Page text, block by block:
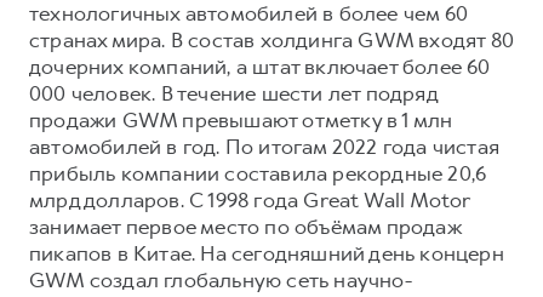
технологичных автомобилей в более чем 60
странах мира. В состав холдинга GWM входят 80
дочерних компаний, а штат включает более 60
000 человек. В течение шести лет подряд
продажи GWM превышают отметку в 1 млн
автомобилей в год. По итогам 2022 года чистая
прибыль компании составила рекордные 20,6
млрд долларов. С 1998 года Great Wall Motor
занимает первое место по объёмам продаж
пикапов в Китае. На сегодняшний день концерн
GWM создал глобальную сеть научно-